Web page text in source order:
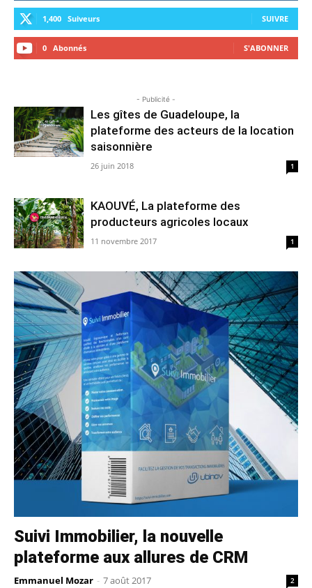
1,400 Suiveurs SUIVRE
0 Abonnés S'ABONNER
- Publicité -
Les gîtes de Guadeloupe, la
plateforme des acteurs de la location
saisonnière
26 juin 2018 1
KAOUVÉ, La plateforme des
producteurs agricoles locaux
11 novembre 2017 1
Suivi Immobilier, la nouvelle
plateforme aux allures de CRM
Emmanuel Mozar - 7 août 2017 2